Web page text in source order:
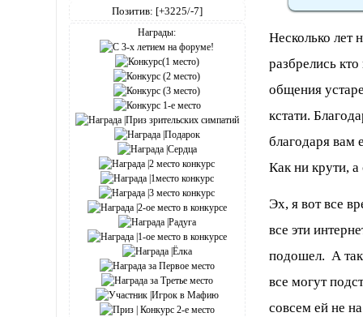
Позитив: [+3225/-7]
Награды:
Несколько лет
разбрелись
общения
кстати.
благодаря вам
Как ни крути,
Эх, я вот все
все эти
подошел. А
все могут
совсем ей не